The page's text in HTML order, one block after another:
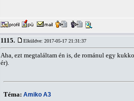
1115. Elküldve: 2017-05-17 21:31:37
Aha, ezt megtaláltam én is, de románul egy
ér).
Téma: Amiko A3